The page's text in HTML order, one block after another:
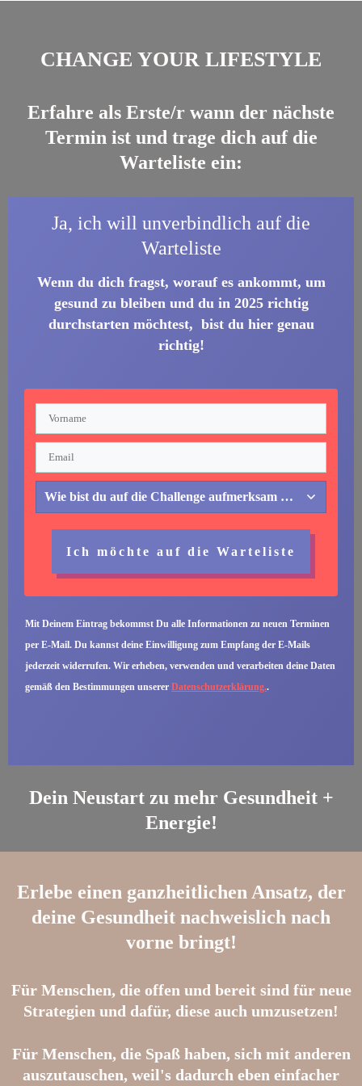
CHANGE YOUR LIFESTYLE
Erfahre als Erste/r wann der nächste
Termin ist und trage dich auf die
Warteliste ein:
Energie!
Ja, ich will unverbindlich auf die
Warteliste
Wenn du dich fragst, worauf es ankommt, um
gesund zu bleiben und du in 2025 richtig
durchstarten möchtest, bist du hier genau
richtig!
Wie bist du auf die Challenge aufmerksam geworden
Ich möchte auf die Warteliste
Mit Deinem Eintrag bekommst Du alle Informationen zu neuen Terminen
per E-Mail. Du kannst deine Einwilligung zum Empfang der E-Mails
jederzeit widerrufen. Wir erheben, verwenden und verarbeiten deine Daten
gemäß den Bestimmungen unserer Datenschutzerklärung..
Dein Neustart zu mehr Gesundheit +
Energie!
Erlebe einen ganzheitlichen Ansatz, der
deine Gesundheit nachweislich nach
vorne bringt!
Für Menschen, die offen und bereit sind für neue
Strategien und dafür, diese auch umzusetzen!
Für Menschen, die Spaß haben, sich mit anderen
auszutauschen, weil's dadurch eben einfacher